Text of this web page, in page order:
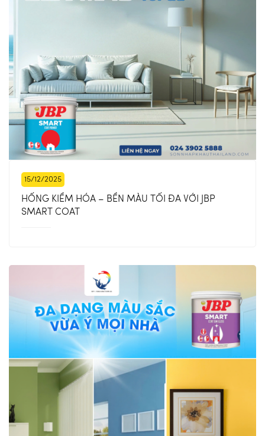
15/12/2025
HỐNG KIỀM HÓA – BỀN MÀU TỐI ĐA VỚI JBP
SMART COAT